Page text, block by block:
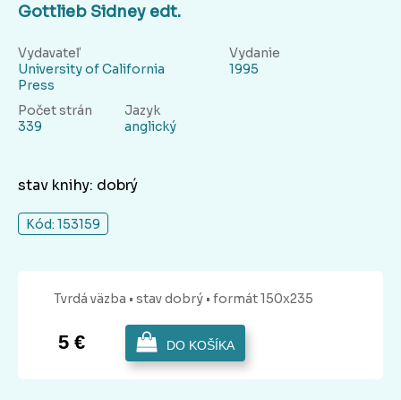
Gottlieb Sidney edt.
Vydavateľ
University of California
Press
Vydanie
1995
Počet strán
339
Jazyk
anglický
stav knihy: dobrý
Kód: 153159
Tvrdá väzba • stav dobrý • formát 150x235
5 € DO KOŠÍKA